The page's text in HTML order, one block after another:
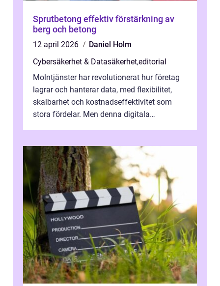
Sprutbetong effektiv förstärkning av
berg och betong
12 april 2026
Daniel Holm
Cybersäkerhet & Datasäkerhet,editorial
Molntjänster har revolutionerat hur företag
lagrar och hanterar data, med flexibilitet,
skalbarhet och kostnadseffektivitet som
stora fördelar. Men denna digitala